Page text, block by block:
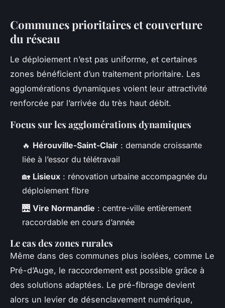
Communes prioritaires et couverture
du réseau
Le déploiement n’est pas uniforme, et certaines
zones bénéficient d’un traitement prioritaire. Les
agglomérations dynamiques voient leur attractivité
renforcée par l’arrivée du très haut débit.
Focus sur les agglomérations dynamiques
🔥 Hérouville-Saint-Clair : demande croissante
liée à l’essor du télétravail
🏡 Lisieux : rénovation urbaine accompagnée du
déploiement fibre
🌉 Vire Normandie : centre-ville entièrement
raccordable en cours d’année
Le cas des zones rurales
Même dans des communes plus isolées, comme Le
Pré-d’Auge, le raccordement est possible grâce à
des solutions adaptées. Le pré-fibrage devient
alors un levier de désenclavement numérique,